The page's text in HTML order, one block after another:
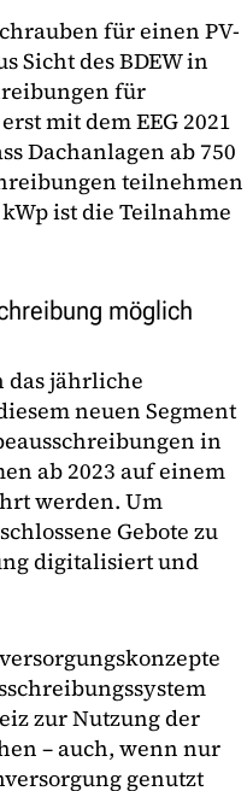
für einen PV-
Sicht des BDEW in
für
mit dem EEG 2021
Dachanlagen ab 750
teilnehmen
ist die Teilnahme
möglich
das jährliche
neuen Segment
in
ab 2023 auf einem
werden. Um
Gebote zu
digitalisiert und
zur Nutzung der
– auch, wenn nur
genutzt